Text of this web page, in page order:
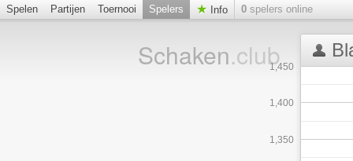
Spelen Partijen Toernooi Spelers Info 0 spelers online
Schaken.club
1,350
1,400
1,450